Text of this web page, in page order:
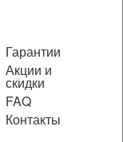
Гарантии
Акции и
скидки
FAQ
Контакты